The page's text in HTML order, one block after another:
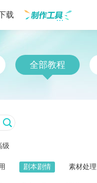
载
全部教程
级
剧本剧情 素材处理